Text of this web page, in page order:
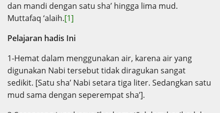
dan mandi dengan satu sha’ hingga lima mud.
Muttafaq ‘alaih.[1]
Pelajaran hadis Ini
1-Hemat dalam menggunakan air, karena air yang
digunakan Nabi tersebut tidak diragukan sangat
sedikit. [Satu sha’ Nabi setara tiga liter. Sedangkan satu
mud sama dengan seperempat sha’].